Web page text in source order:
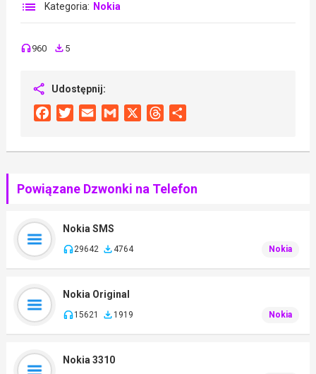
Kategoria: Nokia
960 5
Udostępnij:
FacebookTwitterEmail Gmail Threads
Powiązane Dzwonki na Telefon
Nokia SMS
29642 4764 Nokia
Nokia Original
15621 1919 Nokia
Nokia 3310